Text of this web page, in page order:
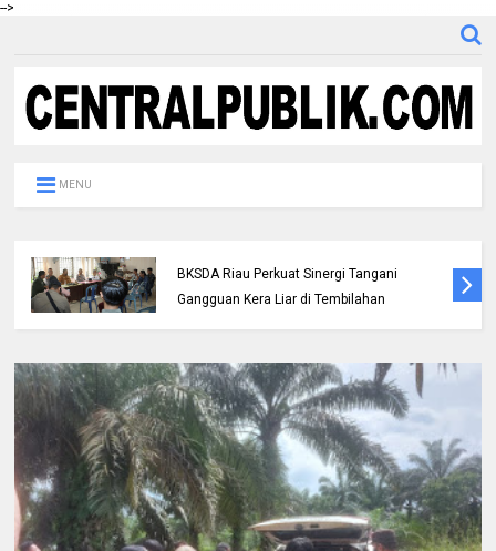
-->
MENU
BKSDA Riau Perkuat Sinergi Tangani
Gangguan Kera Liar di Tembilahan